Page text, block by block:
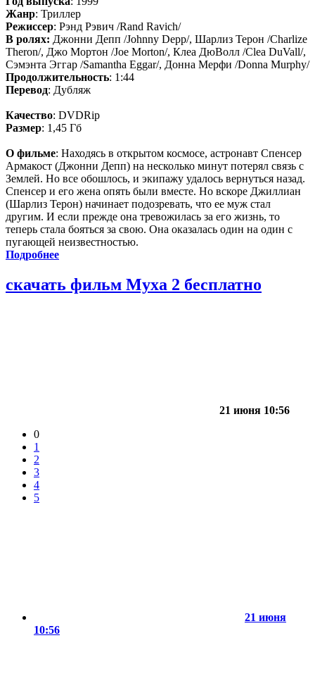
Жанр: Триллер
Режиссер: Рэнд Рэвич /Rand Ravich/
В ролях: Джонни Депп /Johnny Depp/, Шарлиз Терон /Charlize
Theron/, Джо Мортон /Joe Morton/, Клеа ДюВолл /Clea DuVall/,
Сэмэнта Эггар /Samantha Eggar/, Донна Мерфи /Donna Murphy/
Продолжительность: 1:44
Перевод: Дубляж
Качество: DVDRip
Размер: 1,45 Гб
О фильме: Находясь в открытом космосе, астронавт Спенсер
Армакост (Джонни Депп) на несколько минут потерял связь с
Землей. Но все обошлось, и экипажу удалось вернуться назад.
Спенсер и его жена опять были вместе. Но вскоре Джиллиан
(Шарлиз Терон) начинает подозревать, что ее муж стал
другим. И если прежде она тревожилась за его жизнь, то
теперь стала бояться за свою. Она оказалась один на один с
пугающей неизвестностью.
Подробнее
скачать фильм Муха 2 бесплатно
21 июня 10:56
0
1
2
3
4
5
21 июня
10:56